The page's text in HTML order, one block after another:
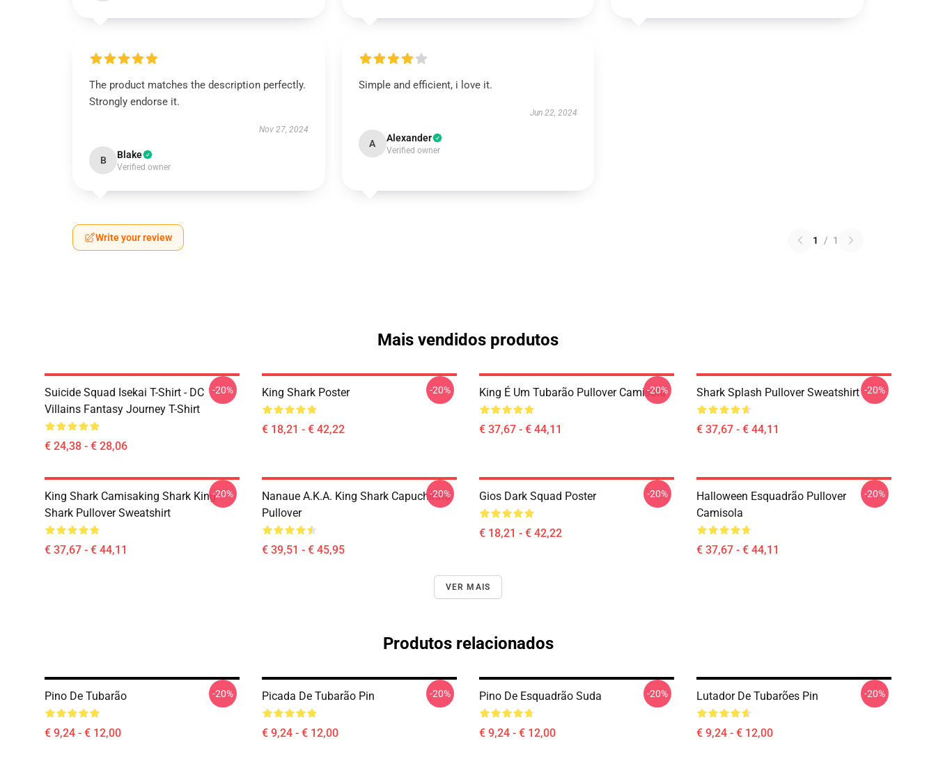
The product matches the description perfectly.
Strongly endorse it.
Nov 27, 2024
B Blake
Verified owner
Simple and efficient, i love it.
Jun 22, 2024
A Alexander
Verified owner
Write your review 1 / 1
Mais vendidos produtos
Suicide Squad Isekai T-Shirt - DC
Villains Fantasy Journey T-Shirt
€ 24,38 - € 28,06
-20% King Shark Poster
€ 18,21 - € 42,22
-20% King É Um Tubarão Pullover Camisola
€ 37,67 - € 44,11
-20% Shark Splash Pullover Sweatshirt
€ 37,67 - € 44,11
-20%
King Shark Camisaking Shark King
Shark Pullover Sweatshirt
€ 37,67 - € 44,11
-20%
Nanaue A.K.A. King Shark Capuchinho
Pullover
€ 39,51 - € 45,95
-20% Gios Dark Squad Poster
€ 18,21 - € 42,22
-20%
Halloween Esquadrão Pullover
Camisola
€ 37,67 - € 44,11
-20%
VER MAIS
Produtos relacionados
Pino De Tubarão
€ 9,24 - € 12,00
-20% Picada De Tubarão Pin
€ 9,24 - € 12,00
-20% Pino De Esquadrão Suda
€ 9,24 - € 12,00
-20% Lutador De Tubarões Pin
€ 9,24 - € 12,00
-20%